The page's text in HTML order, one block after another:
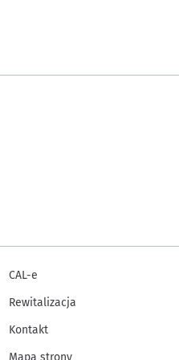
CAL-e
Rewitalizacja
Kontakt
Mapa strony